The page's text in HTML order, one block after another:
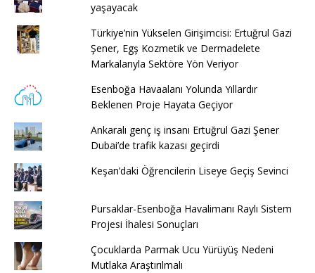
yaşayacak
Türkiye’nin Yükselen Girişimcisi: Ertuğrul Gazi
Şener, Egş Kozmetik ve Dermadelete
Markalarıyla Sektöre Yön Veriyor
Esenboğa Havaalanı Yolunda Yıllardır
Beklenen Proje Hayata Geçiyor
Ankaralı genç iş insanı Ertuğrul Gazi Şener
Dubai’de trafik kazası geçirdi
Keşan’daki Öğrencilerin Liseye Geçiş Sevinci
Pursaklar-Esenboğa Havalimanı Raylı Sistem
Projesi İhalesi Sonuçları
Çocuklarda Parmak Ucu Yürüyüş Nedeni
Mutlaka Araştırılmalı